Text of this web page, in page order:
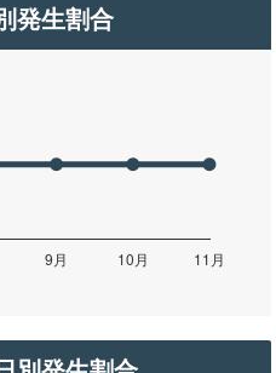
発生割合